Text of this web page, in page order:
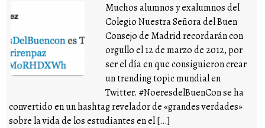
Muchos alumnos y exalumnos del
Colegio Nuestra Señora del Buen
Consejo de Madrid recordarán con
orgullo el 12 de marzo de 2012, por
ser el día en que consiguieron crear
un trending topic mundial en
Twitter. #NoeresdelBuenCon se ha
convertido en un hashtag revelador de «grandes verdades»
sobre la vida de los estudiantes en el […]